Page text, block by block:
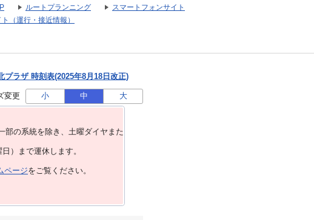
ルートプランニング
スマートフォンサイト
（運行・接近情報）
プラザ 時刻表(2025年8月18日改正)
変更 小 中 大
の系統を除き、⼟曜ダイヤまた
）まで運休します。
ページをご覧ください。